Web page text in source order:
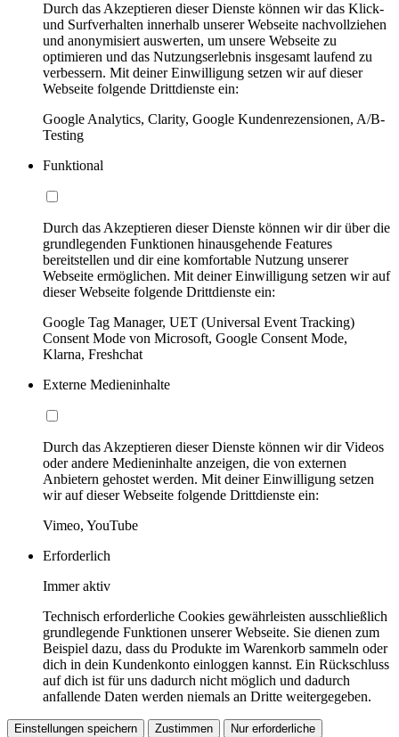
Durch das Akzeptieren dieser Dienste können wir das Klick-
und Surfverhalten innerhalb unserer Webseite nachvollziehen
und anonymisiert auswerten, um unsere Webseite zu
optimieren und das Nutzungserlebnis insgesamt laufend zu
verbessern. Mit deiner Einwilligung setzen wir auf dieser
Webseite folgende Drittdienste ein:
Google Analytics, Clarity, Google Kundenrezensionen, A/B-
Testing
Funktional
Durch das Akzeptieren dieser Dienste können wir dir über die
grundlegenden Funktionen hinausgehende Features
bereitstellen und dir eine komfortable Nutzung unserer
Webseite ermöglichen. Mit deiner Einwilligung setzen wir auf
dieser Webseite folgende Drittdienste ein:
Google Tag Manager, UET (Universal Event Tracking)
Consent Mode von Microsoft, Google Consent Mode,
Klarna, Freshchat
Externe Medieninhalte
Durch das Akzeptieren dieser Dienste können wir dir Videos
oder andere Medieninhalte anzeigen, die von externen
Anbietern gehostet werden. Mit deiner Einwilligung setzen
wir auf dieser Webseite folgende Drittdienste ein:
Vimeo, YouTube
Erforderlich
Immer aktiv
Technisch erforderliche Cookies gewährleisten ausschließlich
grundlegende Funktionen unserer Webseite. Sie dienen zum
Beispiel dazu, dass du Produkte im Warenkorb sammeln oder
dich in dein Kundenkonto einloggen kannst. Ein Rückschluss
auf dich ist für uns dadurch nicht möglich und dadurch
anfallende Daten werden niemals an Dritte weitergegeben.
Einstellungen speichern Zustimmen Nur erforderliche